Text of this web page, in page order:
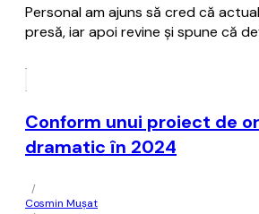
Personal am ajuns să cred că
presă, iar apoi revine şi spune că
Conform unui proiect de
dramatic în 2024
/
Cosmin Mușat